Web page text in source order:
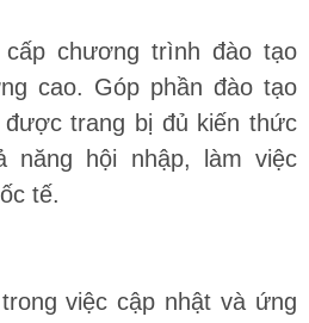
chương trình đào tạo
cao. Góp phần đào tạo
trang bị đủ kiến thức
năng hội nhập, làm việc
tế.
việc cập nhật và ứng